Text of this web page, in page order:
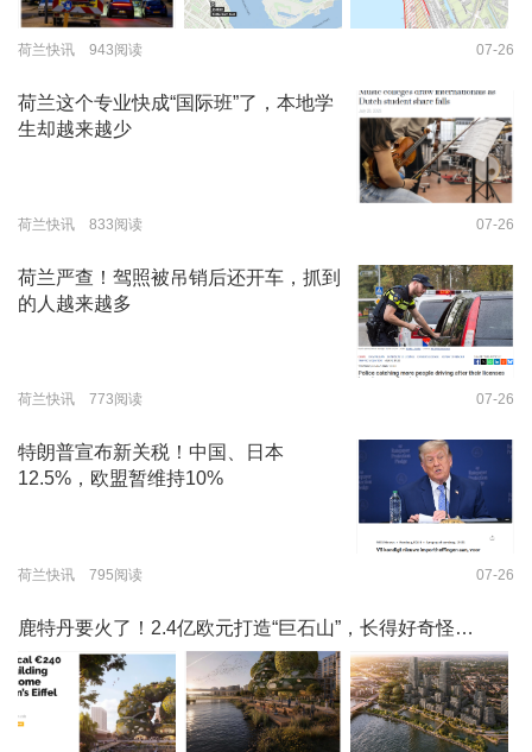
荷兰快讯 943阅读 07-26
荷兰这个专业快成“国际班”了，本地学
生却越来越少
荷兰快讯 833阅读 07-26
荷兰严查！驾照被吊销后还开车，抓到
的人越来越多
荷兰快讯 773阅读 07-26
特朗普宣布新关税！中国、日本
12.5%，欧盟暂维持10%
荷兰快讯 795阅读 07-26
鹿特丹要火了！2.4亿欧元打造“巨石山”，长得好奇怪…